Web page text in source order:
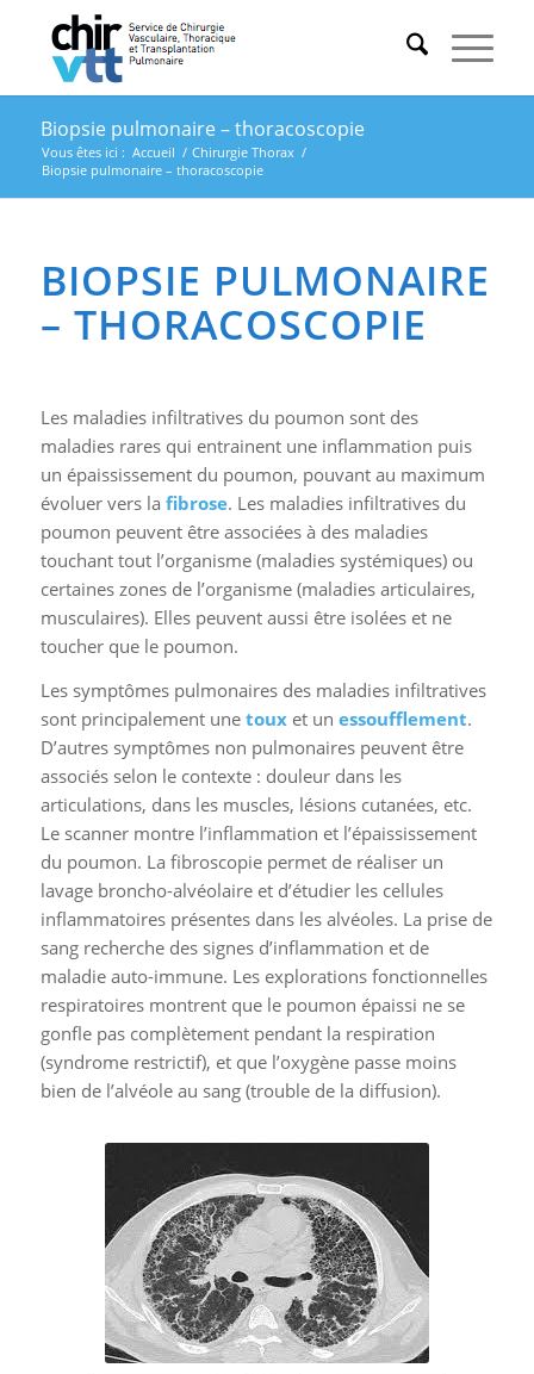
Biopsie pulmonaire – thoracoscopie
Vous êtes ici : Accueil / Chirurgie Thorax /
Biopsie pulmonaire – thoracoscopie
BIOPSIE PULMONAIRE
– THORACOSCOPIE
Les maladies infiltratives du poumon sont des
maladies rares qui entrainent une inflammation puis
un épaississement du poumon, pouvant au maximum
évoluer vers la fibrose. Les maladies infiltratives du
poumon peuvent être associées à des maladies
touchant tout l’organisme (maladies systémiques) ou
certaines zones de l’organisme (maladies articulaires,
musculaires). Elles peuvent aussi être isolées et ne
toucher que le poumon.
Les symptômes pulmonaires des maladies infiltratives
sont principalement une touxet un essoufflement.
D’autres symptômes non pulmonaires peuvent être
associés selon le contexte : douleur dans les
articulations, dans les muscles, lésions cutanées, etc.
Le scanner montre l’inflammation et l’épaississement
du poumon. La fibroscopie permet de réaliser un
lavage broncho-alvéolaire et d’étudier les cellules
inflammatoires présentes dans les alvéoles. La prise de
sang recherche des signes d’inflammation et de
maladie auto-immune. Les explorations fonctionnelles
respiratoires montrent que le poumon épaissi ne se
gonfle pas complètement pendant la respiration
(syndrome restrictif), et que l’oxygène passe moins
bien de l’alvéole au sang (trouble de la diffusion).